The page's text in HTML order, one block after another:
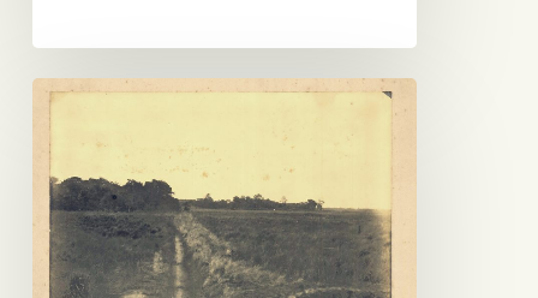
ST.
en
Ka’í
Puente,
Revolución
de